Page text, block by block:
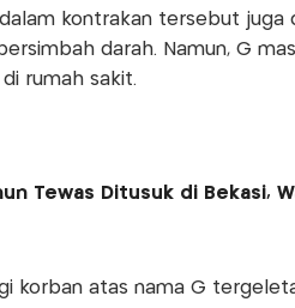
kontrakan tersebut juga
darah. Namun, G
rumah sakit.
Tewas Ditusuk di Bekasi,
korban atas nama G